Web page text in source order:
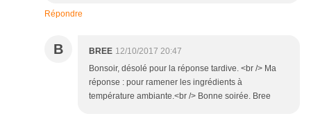
Répondre
B BREE 12/10/2017 20:47
Bonsoir, désolé pour la réponse tardive. <br /> Ma
réponse : pour ramener les ingrédients à
température ambiante.<br /> Bonne soirée. Bree